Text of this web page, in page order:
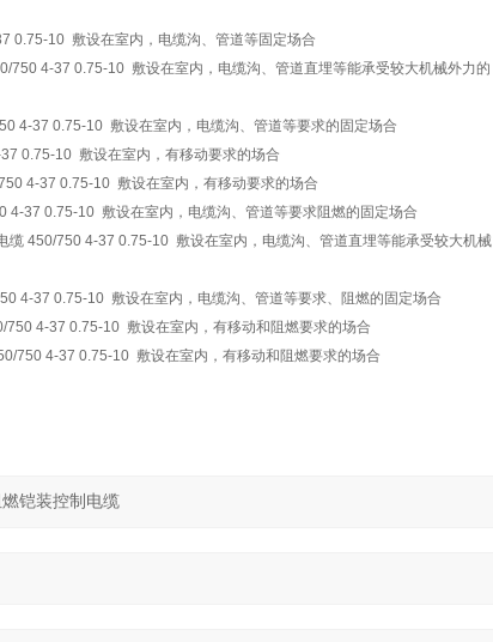
0.75-10 敷设在室内，电缆沟、管道等固定场合
750 4-37 0.75-10 敷设在室内，电缆沟、管道直埋等能承受较大机械外力的
4-37 0.75-10 敷设在室内，电缆沟、管道等要求的固定场合
0.75-10 敷设在室内，有移动要求的场合
4-37 0.75-10 敷设在室内，有移动要求的场合
4-37 0.75-10 敷设在室内，电缆沟、管道等要求阻燃的固定场合
缆 450/750 4-37 0.75-10 敷设在室内，电缆沟、管道直埋等能承受较大机械
4-37 0.75-10 敷设在室内，电缆沟、管道等要求、阻燃的固定场合
4-37 0.75-10 敷设在室内，有移动和阻燃要求的场合
750 4-37 0.75-10 敷设在室内，有移动和阻燃要求的场合